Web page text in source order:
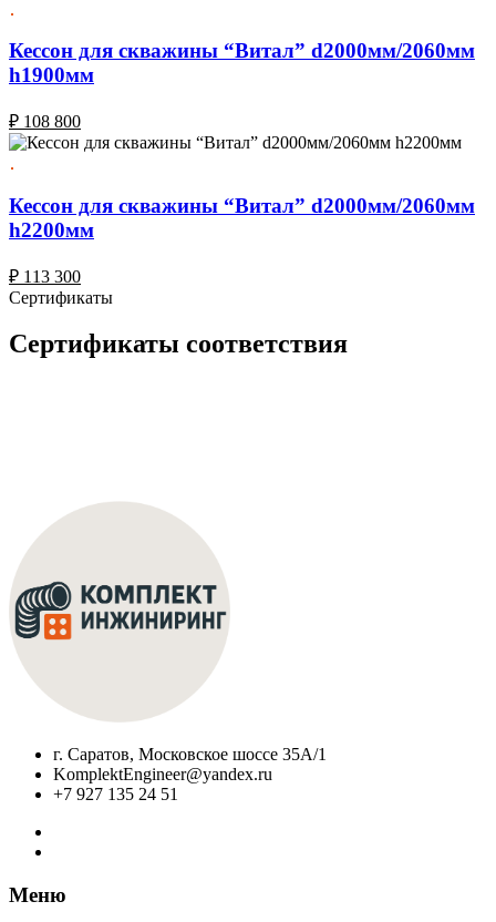
Кессон для скважины “Витал” d2000мм/2060мм
h1900мм
₽ 108 800
Кессон для скважины “Витал” d2000мм/2060мм
h2200мм
₽ 113 300
Сертификаты
Сертификаты соответствия
г. Саратов, Московское шоссе 35А/1
KomplektEngineer@yandex.ru
+7 927 135 24 51
Меню